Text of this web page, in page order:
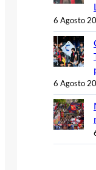
6 Agosto
6 Agosto